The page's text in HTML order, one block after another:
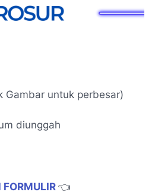
Gambar untuk perbesar)
diunggah
FORMULIR 👈